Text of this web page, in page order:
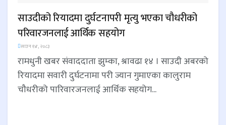
साउदीको रियादमा दुर्घटनापरी मृत्यु भएका चौधरीको
परिवारजनलाई आर्थिक सहयोग
साउन १४, २०८३
रामधुनी खबर संवाददाता झुम्का, श्रावढा १४ । साउदी अबरको
रियादमा सवारी दुर्घटनामा परी ज्यान गुमाएका कालुराम
चौधरीको पारिवारजनलाई आर्थिक सहयोग...